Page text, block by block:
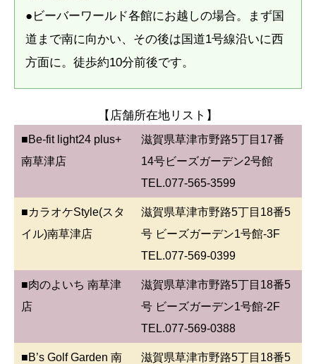
●ビーバーワールド各館にお越しの場合。まず国
道まで南に向かい、その後は国道1号線沿いに西
方面に。徒歩約10分前後です。
【店舗所在地リスト】
■Be-fit light24 plus+
南草津店
滋賀県草津市野路5丁目17番
14号ビーズガーデン2号館
TEL.077-565-3599
■カラオケStyle(スタ
イル)南草津店
滋賀県草津市野路5丁目18番5
号 ビーズガーデン1号館-3F
TEL.077-569-0399
■肉のよいち 南草津
店
滋賀県草津市野路5丁目18番5
号 ビーズガーデン1号館-2F
TEL.077-569-0388
■B’s Golf Garden 南
滋賀県草津市野路5丁目18番5